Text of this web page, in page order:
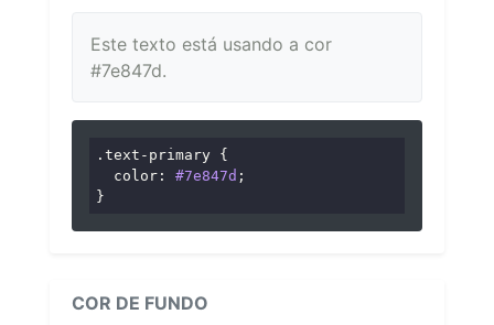
Este texto está usando a cor
#7e847d.
.text-primary {
color : #7e847d ;
}
COR DE FUNDO